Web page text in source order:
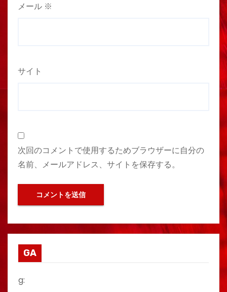
メール ※
サイト
次回のコメントで使用するためブラウザーに自分の
名前、メールアドレス、サイトを保存する。
GA
g: